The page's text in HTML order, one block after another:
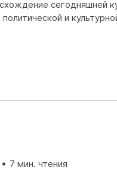
сегодняшней
и
7 мин. чтения